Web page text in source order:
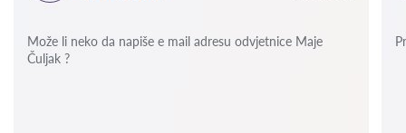
Može li neko da napiše e mail adresu odvjetnice Maje
Čuljak ?